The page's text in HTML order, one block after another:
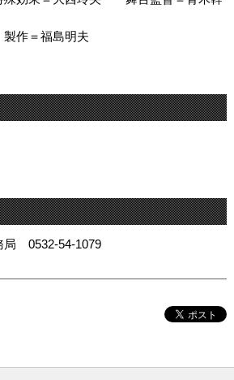
作＝福島明夫
0532-54-1079